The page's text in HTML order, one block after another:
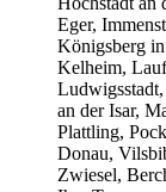
Eger,
Königsberg
Kelheim,
an der Isar,
Plattling,
Donau,
Zwiesel,